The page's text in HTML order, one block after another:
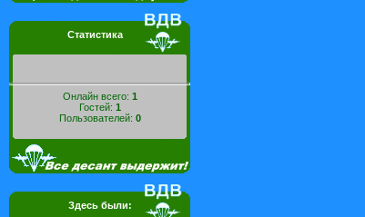
Статистика
Онлайн всего: 1
Гостей: 1
Пользователей: 0
Здесь были: